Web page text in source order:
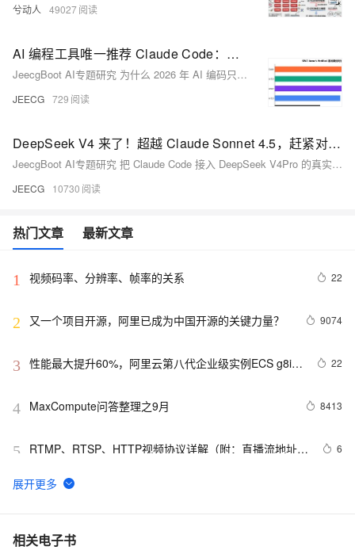
兮动人 49027
AI 编程工具唯一推荐 Claude Code：但实名认证的这道门槛，让人笑不出来
JeecgBoot AI专题研究 为什么 2026 年 AI 编码只推荐 Claude Code，以及最近实名认证政策带来的真实焦虑 一句话结论：不要再纠结了如果你是一个正在 2026 年做技术决策的开发者、CTO 或者架构师，正在犹豫 AI 编码工具该选谁，我的建议很直接：别想太多，先用 Cl
JEECG 729
DeepSeek V4 来了！超越 Claude Sonnet 4.5，赶紧对接 Claude Code 体验一把
JeecgBoot AI专题研究 把 Claude Code 接入 DeepSeek V4Pro 的真实体验与避坑记录 本文记录我将 Claude Code 对接 DeepSeek 最新模型（V4Pro）后的真实体验，测试了 Skills 自动化查询和积木报表 AI 建表两个场景——有惊喜，也踩
JEECG 10730
热门文章 最新文章
1 视频码率、分辨率、帧率的关系 22
2 又一个项目开源，阿里已成为中国开源的关键力量？ 9074
3 性能最大提升60%，阿里云第八代企业级实例ECS g8i正
22
4 MaxCompute问答整理之9月 8413
5
RTMP、RTSP、HTTP视频协议详解（附：直播流地址、
6
6
【YOLOv8改进 - 注意力机制】Triplet Attention：轻量
7 Python PIL远程命令执行漏洞复现(CVE-2017-8291
相关电子书